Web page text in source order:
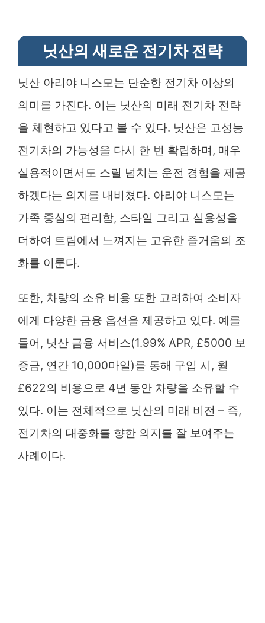
닛산의 새로운 전기차 전략
닛산 아리야 니스모는 단순한 전기차 이상의
의미를 가진다. 이는 닛산의 미래 전기차 전략
을 체현하고 있다고 볼 수 있다. 닛산은 고성능
전기차의 가능성을 다시 한 번 확립하며, 매우
실용적이면서도 스릴 넘치는 운전 경험을 제공
하겠다는 의지를 내비쳤다. 아리야 니스모는
가족 중심의 편리함, 스타일 그리고 실용성을
더하여 트림에서 느껴지는 고유한 즐거움의 조
화를 이룬다.
또한, 차량의 소유 비용 또한 고려하여 소비자
에게 다양한 금융 옵션을 제공하고 있다. 예를
들어, 닛산 금융 서비스(1.99% APR, £5000 보
증금, 연간 10,000마일)를 통해 구입 시, 월
£622의 비용으로 4년 동안 차량을 소유할 수
있다. 이는 전체적으로 닛산의 미래 비전 – 즉,
전기차의 대중화를 향한 의지를 잘 보여주는
사례이다.